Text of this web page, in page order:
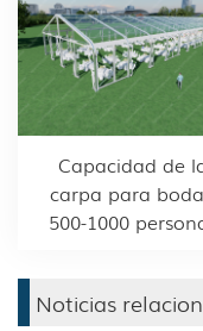
Capacidad de
carpa para
500-1000
Noticias